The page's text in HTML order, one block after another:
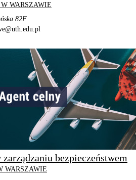
WARSZAWIE
82F
bezpieczeństwem
WARSZAWIE